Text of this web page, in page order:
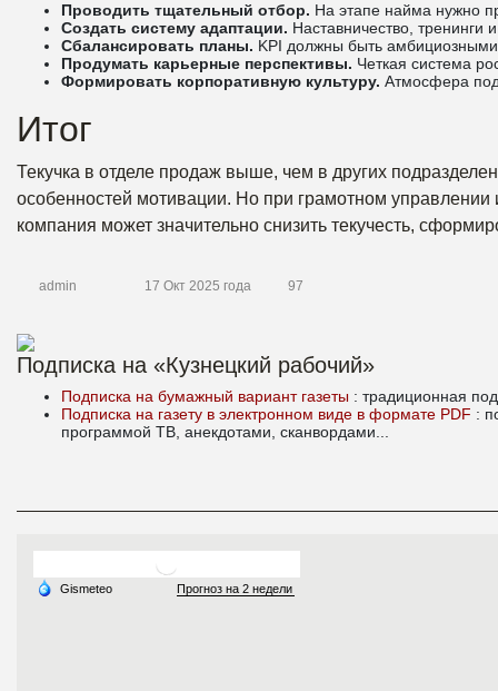
Проводить тщательный отбор. На этапе найма нужно
Создать систему адаптации. Наставничество, тренинги
Сбалансировать планы. KPI должны быть
Продумать карьерные перспективы. Четкая система
Формировать корпоративную культуру. Атмосфера
Итог
Текучка в отделе продаж выше, чем в других
особенностей мотивации. Но при грамотном
компания может значительно снизить текучесть,
admin 17 Окт 2025 года 97
Подписка на «Кузнецкий рабочий»
Подписка на бумажный вариант газеты : традиционная
Подписка на газету в электронном виде в формате PDF :
программой ТВ, анекдотами, сканвордами...